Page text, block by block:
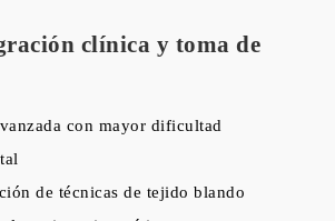
clínica y toma de
con mayor dificultad
de técnicas de tejido blando